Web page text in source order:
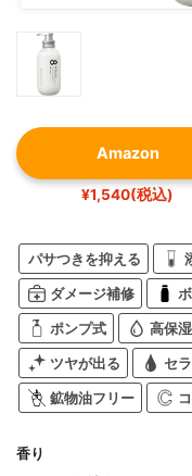
Amazon
¥1,540(税込)
パサつきを抑える
ダメージ補修
ポンプ式 高保
ツヤが出る セ
鉱物油フリー
香り